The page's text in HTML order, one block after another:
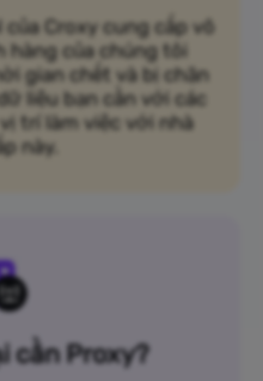
Croxy cung cấp vô
hàng của chúng tôi
gian chết và bị chặn
liệu bạn cần với các
trí làm việc với nhà
này.
cần Proxy?